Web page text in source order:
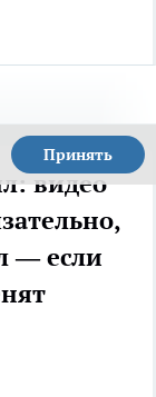
Принять
видео
— если